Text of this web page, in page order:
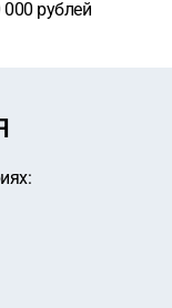
000 рублей
: